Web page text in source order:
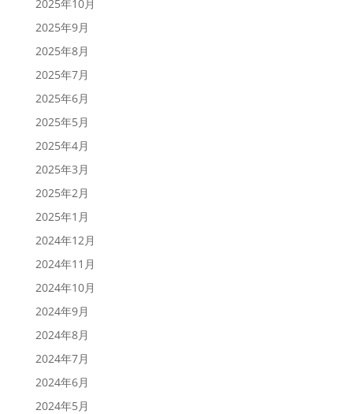
2025年10月
2025年9月
2025年8月
2025年7月
2025年6月
2025年5月
2025年4月
2025年3月
2025年2月
2025年1月
2024年12月
2024年11月
2024年10月
2024年9月
2024年8月
2024年7月
2024年6月
2024年5月